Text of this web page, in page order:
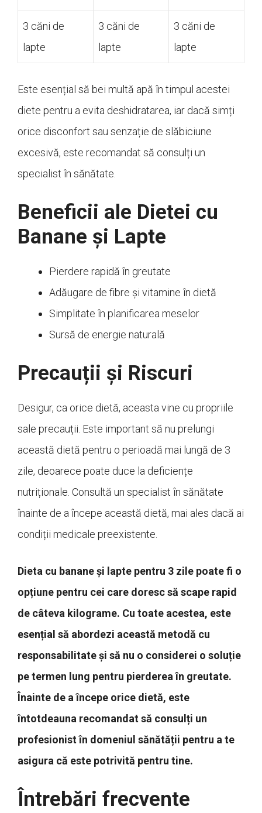
3 căni de
lapte
3 căni de
lapte
3 căni de
lapte
Este esențial să bei multă apă în timpul acestei
diete pentru a evita deshidratarea, iar dacă simți
orice disconfort sau senzație de slăbiciune
excesivă, este recomandat să consulți un
specialist în sănătate.
Beneficii ale Dietei cu
Banane și Lapte
Pierdere rapidă în greutate
Adăugare de fibre și vitamine în dietă
Simplitate în planificarea meselor
Sursă de energie naturală
Precauții și Riscuri
Desigur, ca orice dietă, aceasta vine cu propriile
sale precauții. Este important să nu prelungi
această dietă pentru o perioadă mai lungă de 3
zile, deoarece poate duce la deficiențe
nutriționale. Consultă un specialist în sănătate
înainte de a începe această dietă, mai ales dacă ai
condiții medicale preexistente.
Dieta cu banane și lapte pentru 3 zile poate fi o
opțiune pentru cei care doresc să scape rapid
de câteva kilograme. Cu toate acestea, este
esențial să abordezi această metodă cu
responsabilitate și să nu o considerei o soluție
pe termen lung pentru pierderea în greutate.
Înainte de a începe orice dietă, este
întotdeauna recomandat să consulți un
profesionist în domeniul sănătății pentru a te
asigura că este potrivită pentru tine.
Întrebări frecvente